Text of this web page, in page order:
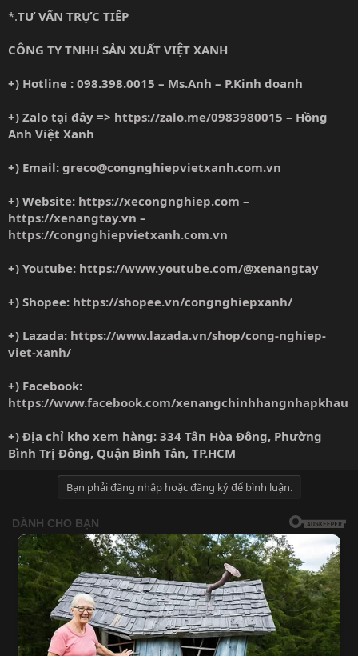
*.TƯ VẤN TRỰC TIẾP
CÔNG TY TNHH SẢN XUẤT VIỆT XANH
+) Hotline : 098.398.0015 – Ms.Anh – P.Kinh doanh
+) Zalo tại đây => https://zalo.me/0983980015 – Hồng
Anh Việt Xanh
+) Email: greco@congnghiepvietxanh.com.vn
+) Website: https://xecongnghiep.com –
https://xenangtay.vn –
https://congnghiepvietxanh.com.vn
+) Youtube: https://www.youtube.com/@xenangtay
+) Shopee: https://shopee.vn/congnghiepxanh/
+) Lazada: https://www.lazada.vn/shop/cong-nghiep-
viet-xanh/
+) Facebook:
https://www.facebook.com/xenangchinhhangnhapkhau
+) Địa chỉ kho xem hàng: 334 Tân Hòa Đông, Phường
Bình Trị Đông, Quận Bình Tân, TP.HCM
Bạn phải đăng nhập hoặc đăng ký để bình luận.